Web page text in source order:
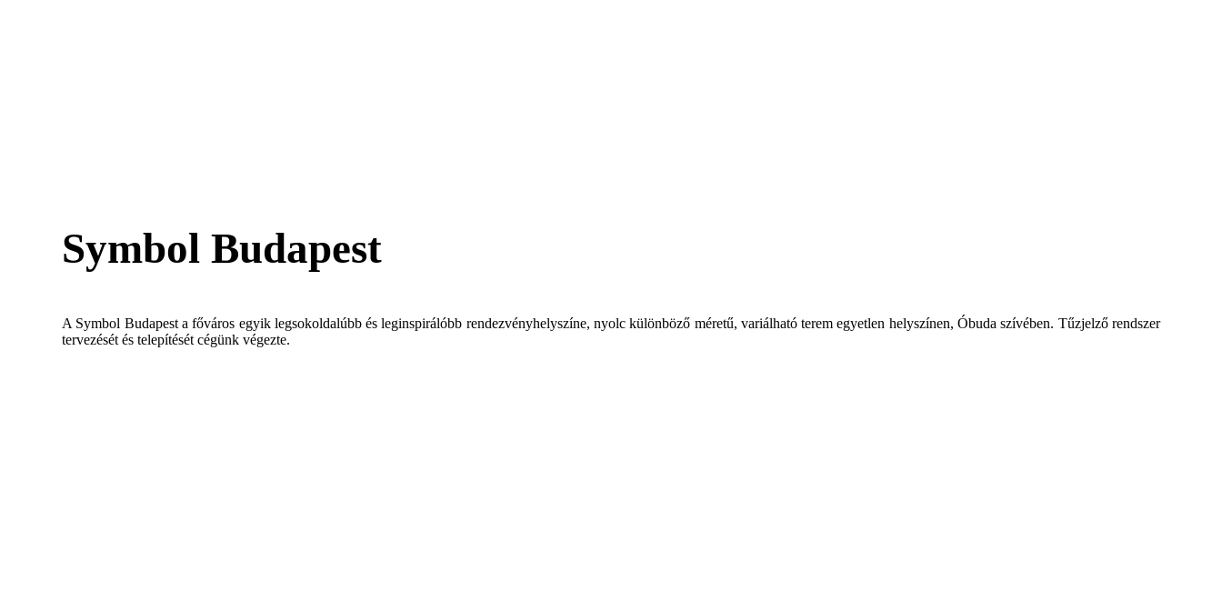
Symbol Budapest
A Symbol Budapest a főváros egyik legsokoldalúbb és leginspirálóbb rendezvényhelyszíne, nyolc különböző méretű, variálható terem egyetlen helyszínen, Óbuda szívében. Tűzjelző rendszer
tervezését és telepítését cégünk végezte.